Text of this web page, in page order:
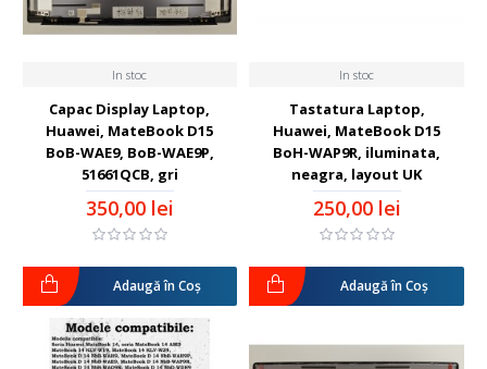
In stoc
Capac Display Laptop,
Huawei, MateBook D15
BoB-WAE9, BoB-WAE9P,
51661QCB, gri
350,00 lei
Adaugă în Coş
In stoc
Tastatura Laptop,
Huawei, MateBook D15
BoH-WAP9R, iluminata,
neagra, layout UK
250,00 lei
Adaugă în Coş